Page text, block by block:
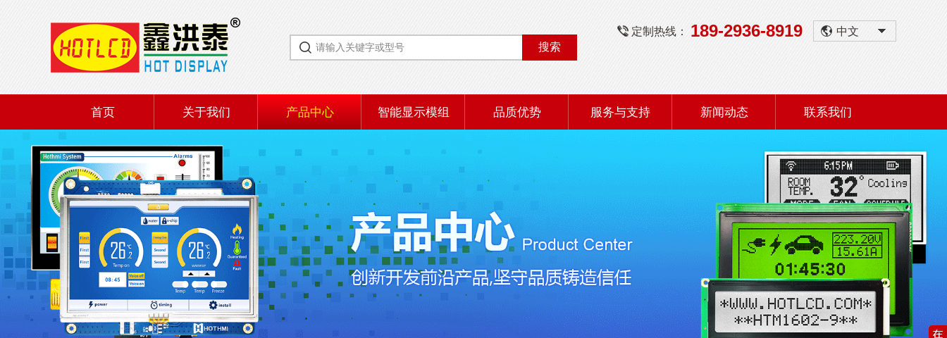
搜索
定制热线： 189-2936-8919 中文
首页 关于我们 产品中心 智能显示模组 品质优势 服务与支持 新闻动态 联系我们